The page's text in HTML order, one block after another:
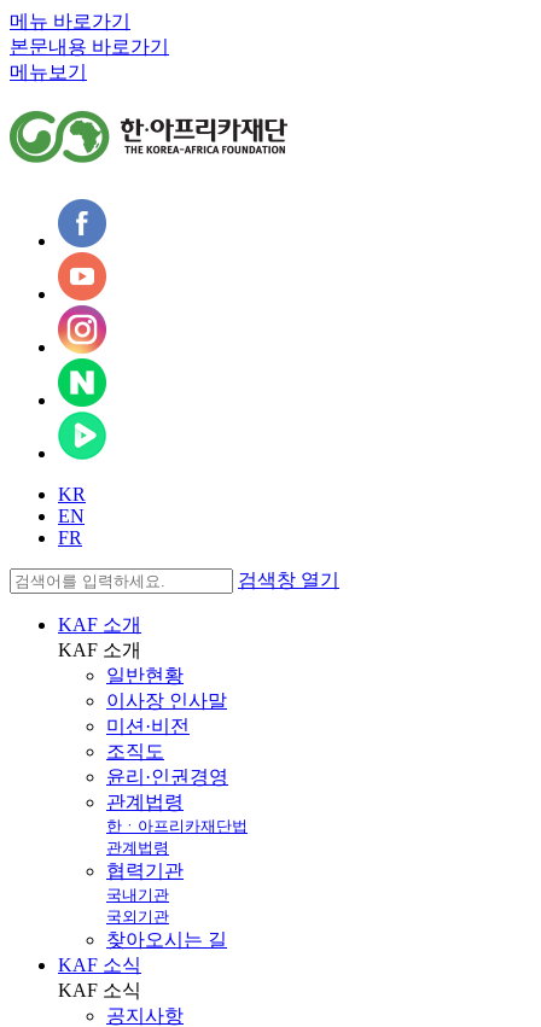
메뉴 바로가기
본문내용 바로가기
메뉴보기
KR
EN
FR
검색창 열기
KAF 소개
KAF 소개
일반현황
이사장 인사말
미션·비전
조직도
윤리·인권경영
관계법령
한ㆍ아프리카재단법
관계법령
협력기관
국내기관
국외기관
찾아오시는 길
KAF 소식
KAF 소식
공지사항